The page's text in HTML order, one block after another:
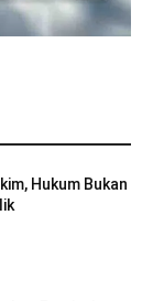
Hukum Bukan